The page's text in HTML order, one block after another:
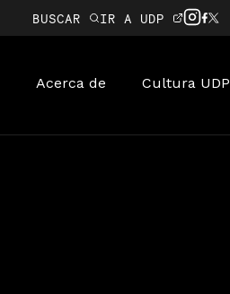
BUSCAR IR A UDP
Acerca de Cultura UDP